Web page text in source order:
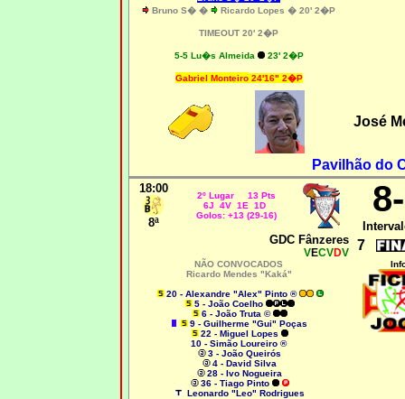
Bruno S� �
Ricardo Lopes � 20' 2�P
TIMEOUT 20' 2�P
5-5 Lu�s Almeida 23' 2�P
Gabriel Monteiro24'16" 2�P
José
Pavilhão do
18:00
8ª
2º Lugar 13 Pts
6J 4V 1E 1D
Golos: +13 (29-16)
8
GDC Fânzeres
VECVDV 7
NÃO CONVOCADOS
Ricardo Mendes "Kaká"
20 - Alexandre "Alex" Pinto ®
5 - João Coelho
6 - João Truta ©
9 - Guilherme "Gui" Poças
22 - Miguel Lopes
10 - Simão Loureiro ®
3 - João Queirós
4 - David Silva
28 - Ivo Nogueira
36 - Tiago Pinto
Leonardo "Leo" Rodrigues